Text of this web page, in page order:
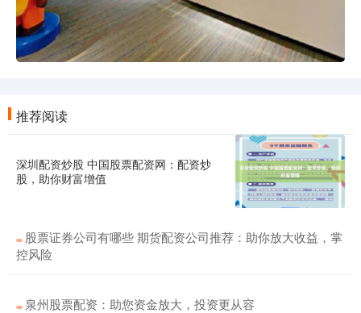
推荐阅读
深圳配资炒股 中国股票配资网：配资炒
股，助你财富增值
股票证券公司有哪些 期货配资公司推荐：助你放大收益，掌
控风险
泉州股票配资：助您资金放大，投资更从容